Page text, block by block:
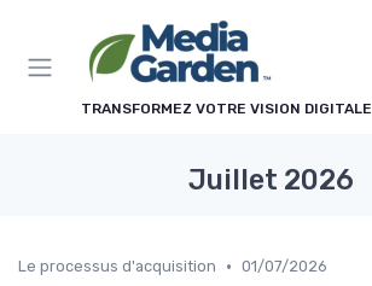
TRANSFORMEZ VOTRE VISION DIGITALE
Juillet 2026
Le processus d'acquisition • 01/07/2026